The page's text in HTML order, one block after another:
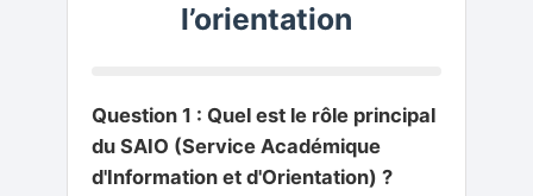
l’orientation
Question 1 : Quel est le rôle principal
du SAIO (Service Académique
d'Information et d'Orientation) ?